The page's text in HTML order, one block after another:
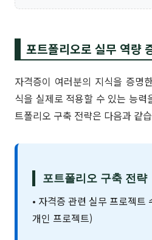
포트폴리오로 실무 역량
자격증이 여러분의 지식을 증명
식을 실제로 적용할 수 있는 능력
트폴리오 구축 전략은 다음과 같
포트폴리오 구축 전략
• 자격증 관련 실무 프로젝트
개인 프로젝트)